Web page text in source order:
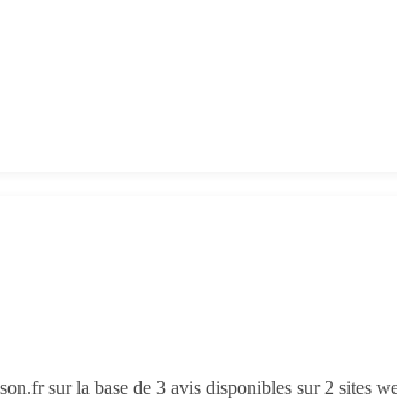
sur la base de 3 avis disponibles sur 2 sites